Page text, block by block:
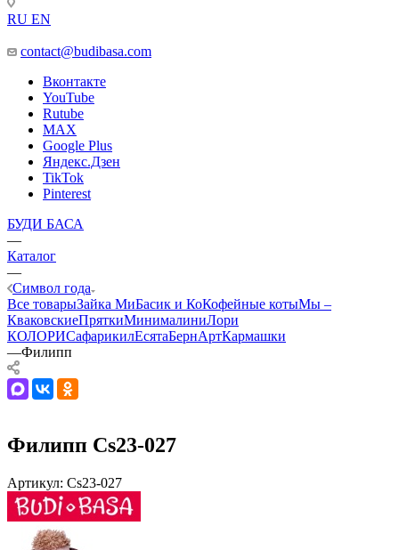
RU EN
contact@budibasa.com
Вконтакте
YouTube
Rutube
MAX
Google Plus
Яндекс.Дзен
TikTok
Pinterest
БУДИ БАСА
—
Каталог
—
Символ года
Все товарыЗайка МиБасик и КоКофейные котыМы –
КваковскиеПряткиМинималиниЛори
КОЛОРИСафарикилЕсятаБернАртКармашки
—Филипп
Филипп Cs23-027
Артикул: Cs23-027